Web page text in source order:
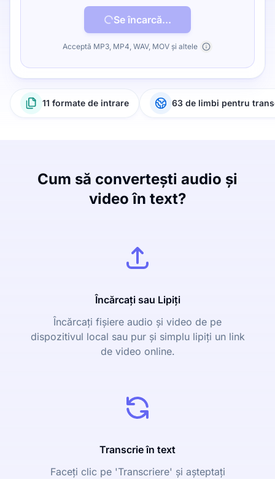
Se încarcă...
Acceptă MP3, MP4, WAV, MOV și altele
11 formate de intrare 63 de limbi pentru
Cum să convertești audio și
video în text?
Încărcați sau Lipiți
Încărcați fișiere audio și video de pe
dispozitivul local sau pur și simplu lipiți un link
de video online.
Transcrie în text
Faceți clic pe 'Transcriere' și așteptați